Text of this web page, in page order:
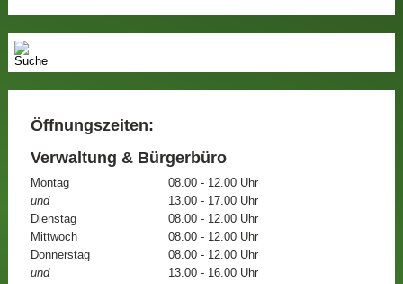
Öffnungszeiten:
Verwaltung & Bürgerbüro
Montag
08.00 - 12.00 Uhr
und
13.00 - 17.00 Uhr
Dienstag
08.00 - 12.00 Uhr
Mittwoch
08.00 - 12.00 Uhr
Donnerstag
08.00 - 12.00 Uhr
und
13.00 - 16.00 Uhr